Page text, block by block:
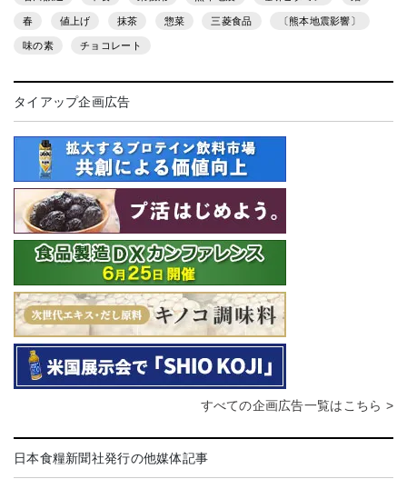
春 値上げ 抹茶 惣菜 三菱食品 〔熊本地震影響〕
味の素 チョコレート
タイアップ企画広告
すべての企画広告一覧はこちら >
日本食糧新聞社発行の他媒体記事